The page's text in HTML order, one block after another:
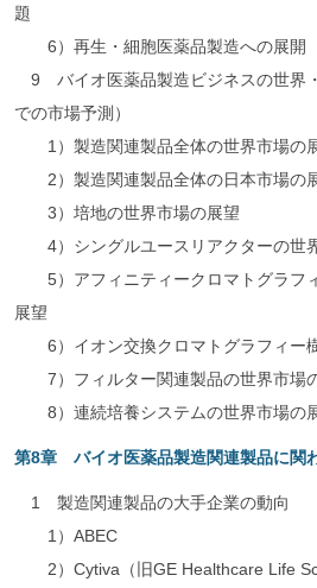
題
6）再生・細胞医薬品製造への展開
9 バイオ医薬品製造ビジネスの世界
での市場予測）
1）製造関連製品全体の世界市場の
2）製造関連製品全体の日本市場の
3）培地の世界市場の展望
4）シングルユースリアクターの世
5）アフィニティークロマトグラフ
展望
6）イオン交換クロマトグラフィー
7）フィルター関連製品の世界市場
8）連続培養システムの世界市場の
第8章 バイオ医薬品製造関連製品に関
1 製造関連製品の大手企業の動向
1）ABEC
2）Cytiva（旧GE Healthcare Life